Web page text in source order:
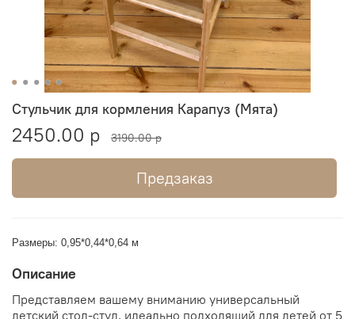
Стульчик для кормления Карапуз (Мята)
2450.00 р 3190.00 р
Предзаказ
Размеры: 0,95*0,44*0,64 м
Описание
Представляем вашему вниманию универсальный
детский стол-стул, идеально подходящий для детей от 5